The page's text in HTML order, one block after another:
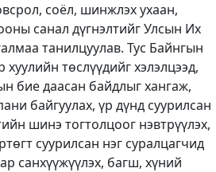
соёл, шинжлэх ухаан,
санал дүгнэлтийг Улсын Их
танилцуулав. Тус Байнгын
төслүүдийг хэлэлцээд,
бие даасан байдлыг хангаж,
байгуулах, үр дүнд суурилсан
шинэ тогтолцоог нэвтрүүлэх,
суурилсан нэг суралцагчид
санхүүжүүлэх, багш, хүний